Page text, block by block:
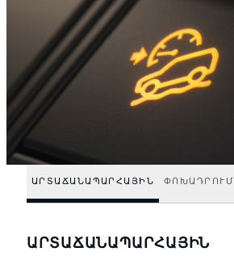
ԱՐՏԱՃԱՆԱՊԱՐՀԱՅԻՆ ՓՈԽԱԴՐՈՒՄ
ԱՐՏԱՃԱՆԱՊԱՐՀԱՅԻՆ